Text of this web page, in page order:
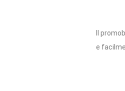
Il
e